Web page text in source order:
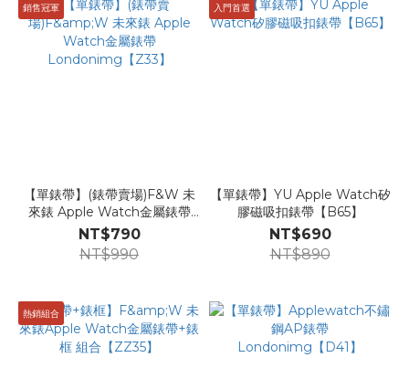
銷售冠軍
【單錶帶】(錶帶賣場)F&W 未
來錶 Apple Watch金屬錶帶
Londonimg【Z33】
NT$790
NT$990
入門首選
【單錶帶】YU Apple Watch矽
膠磁吸扣錶帶【B65】
NT$690
NT$890
熱銷組合